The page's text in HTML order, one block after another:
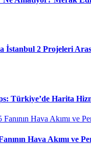
İstanbul 2 Projeleri
Türkiye’de Harita
Hava Akımı ve